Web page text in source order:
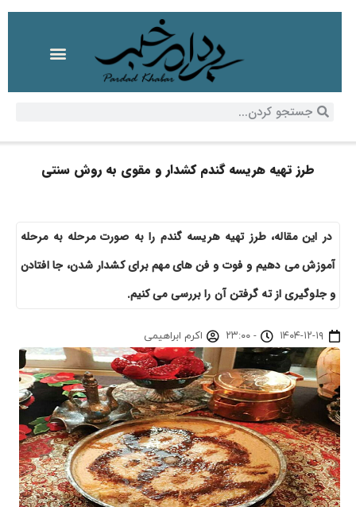
طرز تهیه هریسه گندم کشدار و مقوی به روش سنتی
در این مقاله، طرز تهیه هریسه گندم را به صورت مرحله به مرحله
آموزش می دهیم و فوت و فن های مهم برای کشدار شدن، جا افتادن
و جلوگیری از ته گرفتن آن را بررسی می کنیم.
۱۴۰۴-۱۲-۱۹ - ۲۳:۰۰ اکرم ابراهیمی